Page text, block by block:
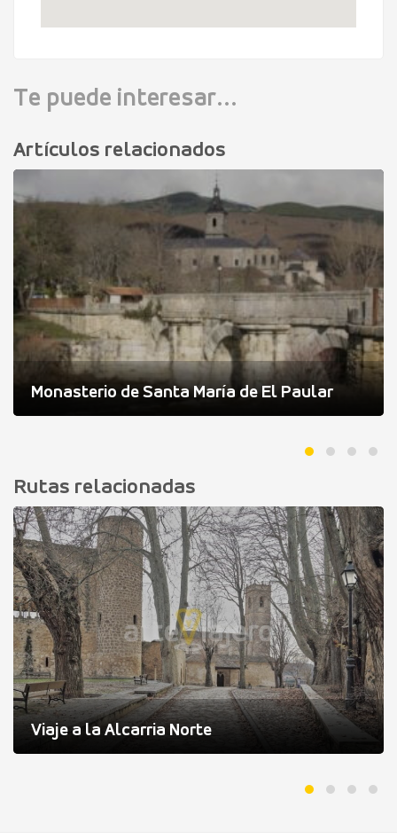
Te puede interesar...
Artículos relacionados
Monasterio de Santa María de El Paular
Rutas relacionadas
Viaje a la Alcarria Norte